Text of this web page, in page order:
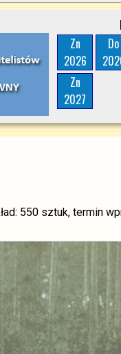
Zn
2026
Do
Zn
2027
550 sztuk, termin